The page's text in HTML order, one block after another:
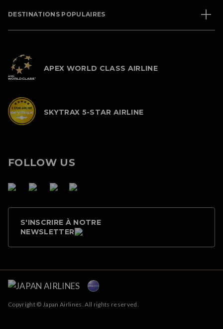
DESTINATIONS POPULAIRES
APEX WORLD CLASS AIRLINE
SKYTRAX 5-STAR AIRLINE
FOLLOW US
S'INSCRIRE À NOTRE
NEWSLETTER
Copyright © Japan Airlines. All rights reserved.